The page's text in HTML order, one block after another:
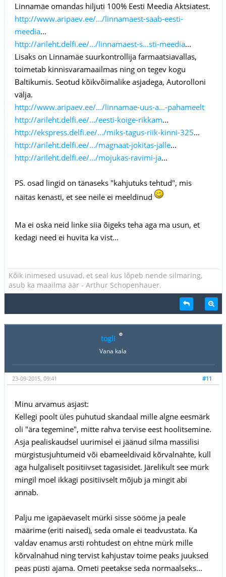
Linnamäe omandas hiljuti 100% Eesti Meedia Aktsiatest.
http://www.aripaev.ee/.../linnamaest-saab-eesti-
meedia...
http://arileht.delfi.ee/.../linnamaest-s...sti-meedia...
Lisaks on Linnamäe suurkontrollija farmaatsiavallas,
toimetab kinnisvaramaailmas ning on tegev kogu
Baltikumis. Seotud kõikvõimalike asjadega, Autorolloni
välja.
http://www.aripaev.ee/.../linnamae-uus-a...-pahameelt
http://arileht.delfi.ee/.../eesti-koige-rikkam...
http://ekspress.delfi.ee/.../miks-tagus-riik-kinni-325...
http://arileht.delfi.ee/.../magnaat-jokitas-jalle...
http://arileht.delfi.ee/.../mojukas-ravimi-ja...
PS. osad lingid on tänaseks "kahjutuks tehtud", mis
näitas kenasti, et see neile ei meeldinud
Ma ei oska neid linke siia õigeks teha aga ma usun, et
kedagi need ei huvita ka vist...
Kõik inimesed usuvad, et seal kus lõpeb nende silmaring,
asub ka maailma äär - Arthur Schopenhauer.
togli
Vana kala
#11
23-09-2015, 09:41
Minu arvamus asjast:
Kellegi poolt üles puhutud skandaal mille algne eesmärk
oli "ära tegemine", mitte rahva tervise eest hoolitsemine.
Asja pealiskaudsel uurimisel ei jäänud silma massilisi
mürgistusjuhtumeid või ebameeldivaid kõrvalnähte, küll
aga hulgaliselt positiivset tagasisidet. Järelikult see mürk
mingil moel ikkagi positiivselt mõjub ja mingit abi
annab.
Palju me igapäevaselt mürki sisse sööme ja peale
määrime (eriti naised), seda omale ei teadvustata. Ka
valdav enamus arsti rohtudest on ehtne mürk mille
kõrvalnähud ning tervist kahjustav toime peaks juuksed
peas püsti ajama. Ometi peetakse seda normaalseks...